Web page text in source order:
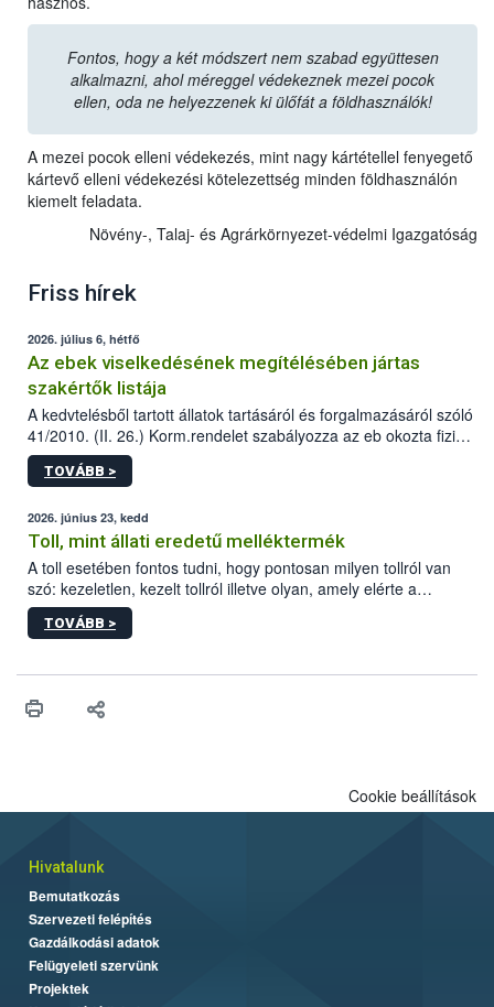
Fontos, hogy a két módszert nem szabad együttesen
alkalmazni, ahol méreggel védekeznek mezei pocok
ellen, oda ne helyezzenek ki ülőfát a földhasználók!
A mezei pocok elleni védekezés, mint nagy kártétellel fenyegető
kártevő elleni védekezési kötelezettség minden földhasználón
kiemelt feladata.
Növény-, Talaj- és Agrárkörnyezet-védelmi Igazgatóság
Friss hírek
2026. július 6, hétfő
Az ebek viselkedésének megítélésében jártas
szakértők listája
A kedvtelésből tartott állatok tartásáról és forgalmazásáról szóló
41/2010. (II. 26.) Korm.rendelet szabályozza az eb okozta fizikai
sérülés, illetve ennek veszélye keletkezésekor felmerülő
hatósági feladatokat, valamint a veszélyes eb tartását és annak
vonni az ebek viselkedésének megítélésében jártas szakértőt.
TOVÁBB >
2026. június 23, kedd
Toll, mint állati eredetű melléktermék
A toll esetében fontos tudni, hogy pontosan milyen tollról van
szó: kezeletlen, kezelt tollról illetve olyan, amely elérte a
„végpontját”.
TOVÁBB >
Cookie beállítások
Hivatalunk
Bemutatkozás
Szervezeti felépítés
Gazdálkodási adatok
Felügyeleti szervünk
Projektek